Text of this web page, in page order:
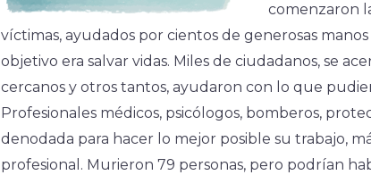
comenzaron
víctimas, ayudados por cientos de generosas
objetivo era salvar vidas. Miles de ciudadanos, se
cercanos y otros tantos, ayudaron con lo que
Profesionales médicos, psicólogos, bomberos,
denodada para hacer lo mejor posible su trabajo,
profesional. Murieron 79 personas, pero podrían